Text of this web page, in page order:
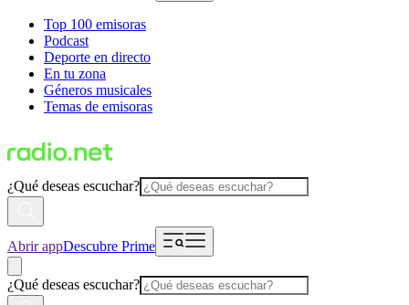
Top 100 emisoras
Podcast
Deporte en directo
En tu zona
Géneros musicales
Temas de emisoras
¿Qué deseas escuchar?
Abrir appDescubre Prime
¿Qué deseas escuchar?